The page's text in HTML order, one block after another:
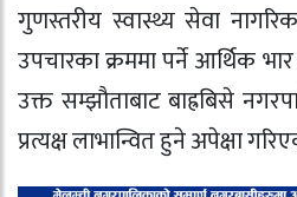
गुणस्तरीय स्वास्थ्य सेवा
उपचारका क्रममा पर्ने आर्थिक
उक्त सम्झौताबाट बाह्रबिसे
प्रत्यक्ष लाभान्वित हुने अपेक्षा